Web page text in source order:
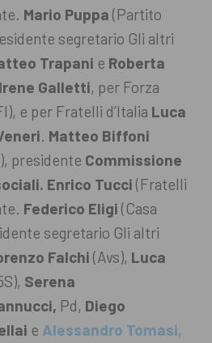
Mario Puppa (Partito
segretario Gli altri
Trapani e Roberta
Irene Galletti, per Forza
e per Fratelli d’Italia Luca
Matteo Biffoni
presidente Commissione
Enrico Tucci (Fratelli
Federico Eligi (Casa
segretario Gli altri
Falchi (Avs), Luca
Serena
Pd, Diego
e Alessandro Tomasi,